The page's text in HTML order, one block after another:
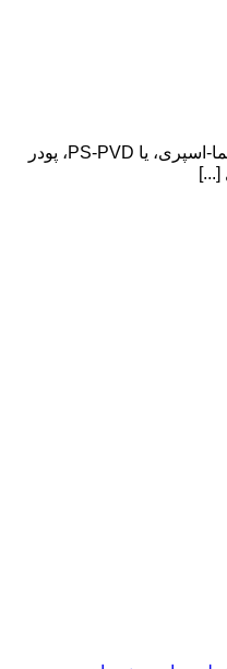
در سیستم انباشت بخار فیزیکی پلاسما-اسپری، یا PS-PVD، پودر
[...]